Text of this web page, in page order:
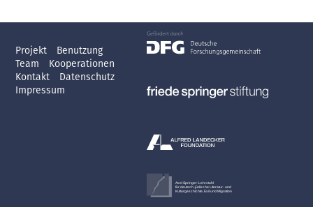
Projekt
Benutzung
Team
Kooperationen
Kontakt
Datenschutz
Impressum
Axel Springer-Lehrstuhl
für deutsch-jüdische Literatur- und
Kulturgeschichte, Exil und Migration